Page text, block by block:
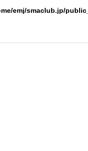
emj/smaclub.jp/